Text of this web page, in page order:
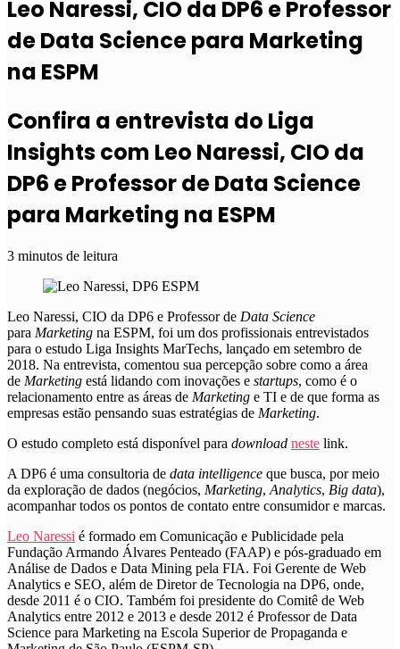
Leo Naressi, CIO da DP6 e Professor
de Data Science para Marketing
na ESPM
Confira a entrevista do Liga
Insights com Leo Naressi, CIO da
DP6 e Professor de Data Science
para Marketing na ESPM
3 minutos de leitura
Leo Naressi, CIO da DP6 e Professor de Data Science
para Marketing na ESPM, foi um dos profissionais entrevistados
para o estudo Liga Insights MarTechs, lançado em setembro de
2018. Na entrevista, comentou sua percepção sobre como a área
de Marketing está lidando com inovações e startups, como é o
relacionamento entre as áreas de Marketing e TI e de que forma as
empresas estão pensando suas estratégias de Marketing.
O estudo completo está disponível para download neste link.
A DP6 é uma consultoria de data intelligence que busca, por meio
da exploração de dados (negócios, Marketing, Analytics, Big data),
acompanhar todos os pontos de contato entre consumidor e marcas.
Leo Naressi é formado em Comunicação e Publicidade pela
Fundação Armando Álvares Penteado (FAAP) e pós-graduado em
Análise de Dados e Data Mining pela FIA. Foi Gerente de Web
Analytics e SEO, além de Diretor de Tecnologia na DP6, onde,
desde 2011 é o CIO. Também foi presidente do Comitê de Web
Analytics entre 2012 e 2013 e desde 2012 é Professor de Data
Science para Marketing na Escola Superior de Propaganda e